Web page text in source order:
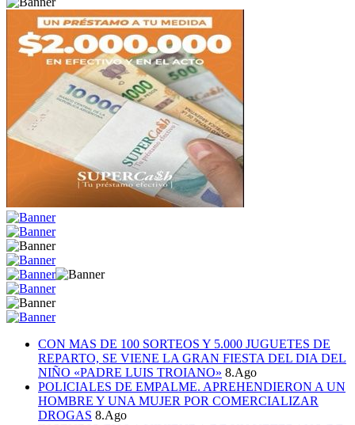
CON MAS DE 100 SORTEOS Y 5.000 JUGUETES DE
REPARTO, SE VIENE LA GRAN FIESTA DEL DIA DEL
NIÑO «PADRE LUIS TROIANO» 8.Ago
POLICIALES DE EMPALME. APREHENDIERON A UN
HOMBRE Y UNA MUJER POR COMERCIALIZAR
DROGAS 8.Ago